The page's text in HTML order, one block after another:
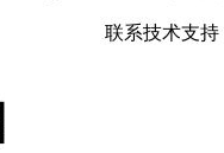
联系技术支持